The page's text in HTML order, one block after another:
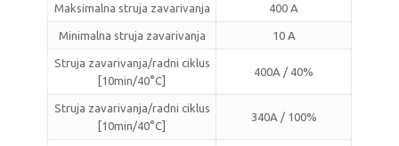
Maksimalna struja zavarivanja 400 A
Minimalna struja zavarivanja 10 A
Struja zavarivanja/radni ciklus
[10min/40°C]
400A / 40%
Struja zavarivanja/radni ciklus
[10min/40°C]
340A / 100%